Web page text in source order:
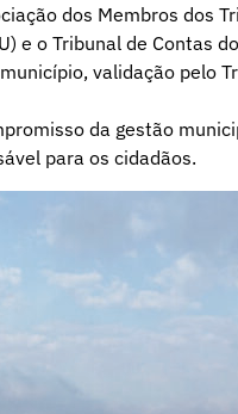
dos Membros dos
e o Tribunal de Contas
validação pelo
da gestão
para os cidadãos.